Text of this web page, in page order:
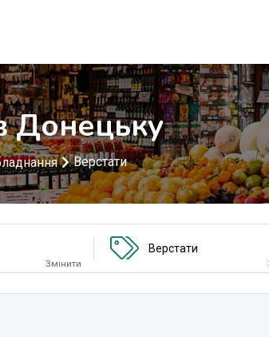
Донецьку
Верстати
Змінити
Верстати